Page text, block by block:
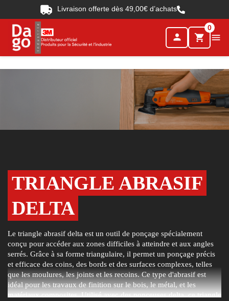
Livraison offerte dès 49,00€ d’achats
person shopping_cart
0

TRIANGLE ABRASIF
DELTA
Le triangle abrasif delta est un outil de ponçage spécialement
conçu pour accéder aux zones difficiles à atteindre et aux angles
serrés. Grâce à sa forme triangulaire, il permet un ponçage précis
et efficace des coins, des bords et des surfaces complexes, telles
que les moulures, les joints et les recoins. Ce type d'abrasif est
idéal pour les travaux de finition sur le bois, le métal, et les
matériaux composites. Utilisé avec des ponceuses delta, ce triangle